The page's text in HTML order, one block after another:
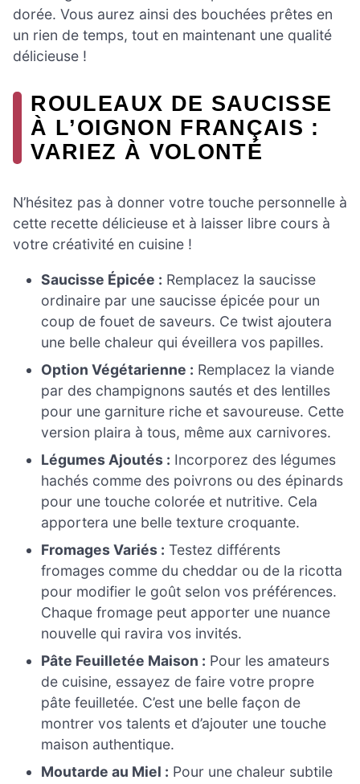
dorée. Vous aurez ainsi des bouchées prêtes en
un rien de temps, tout en maintenant une qualité
délicieuse !
ROULEAUX DE SAUCISSE
À L’OIGNON FRANÇAIS :
VARIEZ À VOLONTÉ
N’hésitez pas à donner votre touche personnelle à
cette recette délicieuse et à laisser libre cours à
votre créativité en cuisine !
Saucisse Épicée : Remplacez la saucisse
ordinaire par une saucisse épicée pour un
coup de fouet de saveurs. Ce twist ajoutera
une belle chaleur qui éveillera vos papilles.
Option Végétarienne : Remplacez la viande
par des champignons sautés et des lentilles
pour une garniture riche et savoureuse. Cette
version plaira à tous, même aux carnivores.
Légumes Ajoutés : Incorporez des légumes
hachés comme des poivrons ou des épinards
pour une touche colorée et nutritive. Cela
apportera une belle texture croquante.
Fromages Variés : Testez différents
fromages comme du cheddar ou de la ricotta
pour modifier le goût selon vos préférences.
Chaque fromage peut apporter une nuance
nouvelle qui ravira vos invités.
Pâte Feuilletée Maison : Pour les amateurs
de cuisine, essayez de faire votre propre
pâte feuilletée. C’est une belle façon de
montrer vos talents et d’ajouter une touche
maison authentique.
Moutarde au Miel : Pour une chaleur subtile